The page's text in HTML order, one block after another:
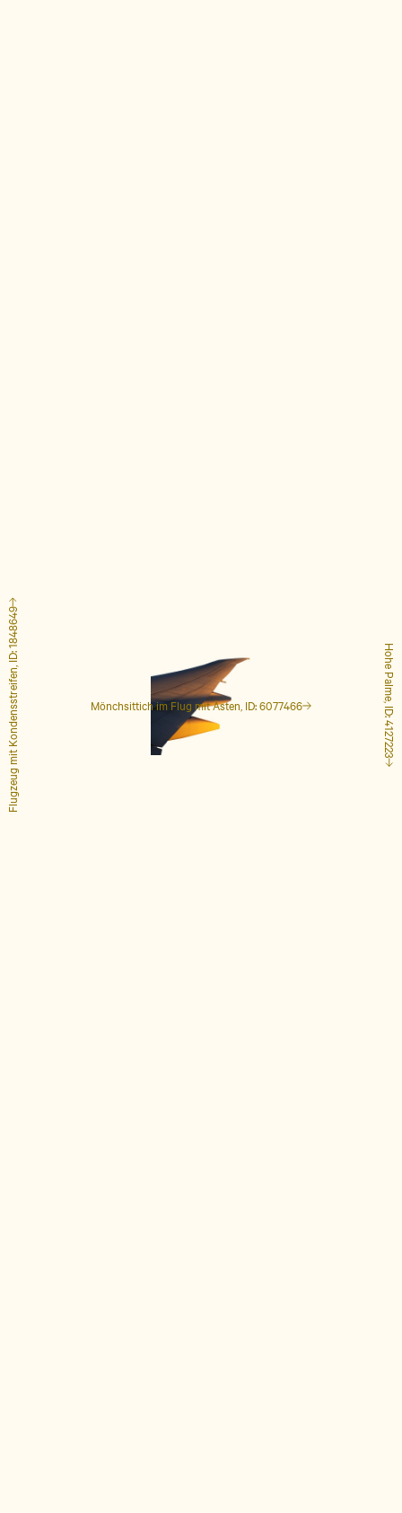
Mönchsittich im Flug mit Ästen, ID: 6077466 Hohe Palme, ID: 4127223
Flugzeug mit Kondensstreifen, ID: 1848649